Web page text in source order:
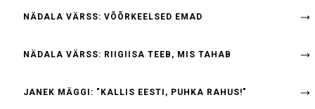
NÄDALA VÄRSS: VÕÕRKEELSED EMAD
NÄDALA VÄRSS: RIIGIISA TEEB, MIS TAHAB
JANEK MÄGGI: "KALLIS EESTI, PUHKA RAHUS!"